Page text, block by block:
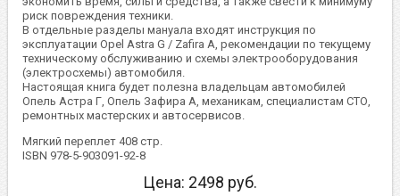
риск повреждения техники.
В отдельные разделы мануала входят инструкция по
эксплуатации Opel Astra G / Zafira A, рекомендации по текущему
техническому обслуживанию и схемы электрооборудования
(электросхемы) автомобиля.
Настоящая книга будет полезна владельцам автомобилей
Опель Астра Г, Опель Зафира А, механикам, специалистам СТО,
ремонтных мастерских и автосервисов.
Мягкий переплет 408 стр.
ISBN 978-5-903091-92-8
Цена: 2498 руб.